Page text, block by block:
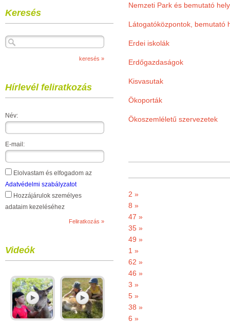
Keresés
Hírlevél feliratkozás
Név:
E-mail:
Elolvastam és elfogadom az
Adatvédelmi szabályzatot
Hozzájárulok személyes
adataim kezeléséhez
Videók
Nemzeti Park és bemutató
Látogatóközpontok, bemutató
Erdei iskolák
Erdőgazdaságok
Kisvasutak
Ökoporták
Ökoszemléletű szervezetek
2 »
8 »
47 »
35 »
49 »
1 »
62 »
46 »
3 »
5 »
38 »
6 »